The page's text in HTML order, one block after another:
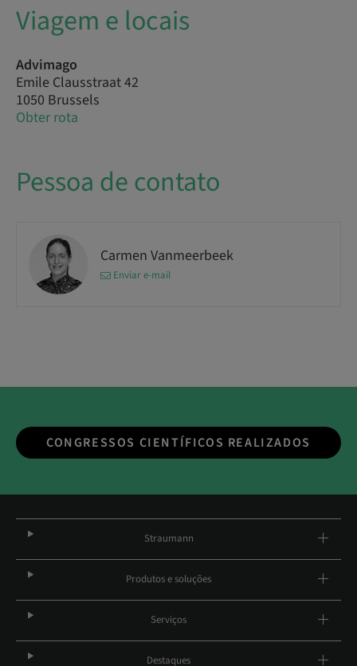
Viagem e locais
Advimago
Emile Clausstraat 42
1050 Brussels
Obter rota
Pessoa de contato
Carmen Vanmeerbeek
Enviar e-mail
CONGRESSOS CIENTÍFICOS REALIZADOS
Straumann
Produtos e soluções
Serviços
Destaques